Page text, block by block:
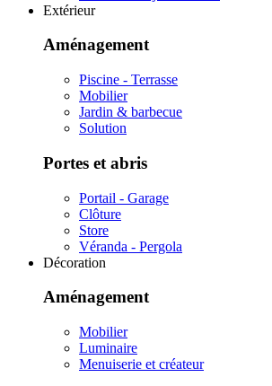
Extérieur
Aménagement
Piscine - Terrasse
Mobilier
Jardin & barbecue
Solution
Portes et abris
Portail - Garage
Clôture
Store
Véranda - Pergola
Décoration
Aménagement
Mobilier
Luminaire
Menuiserie et créateur